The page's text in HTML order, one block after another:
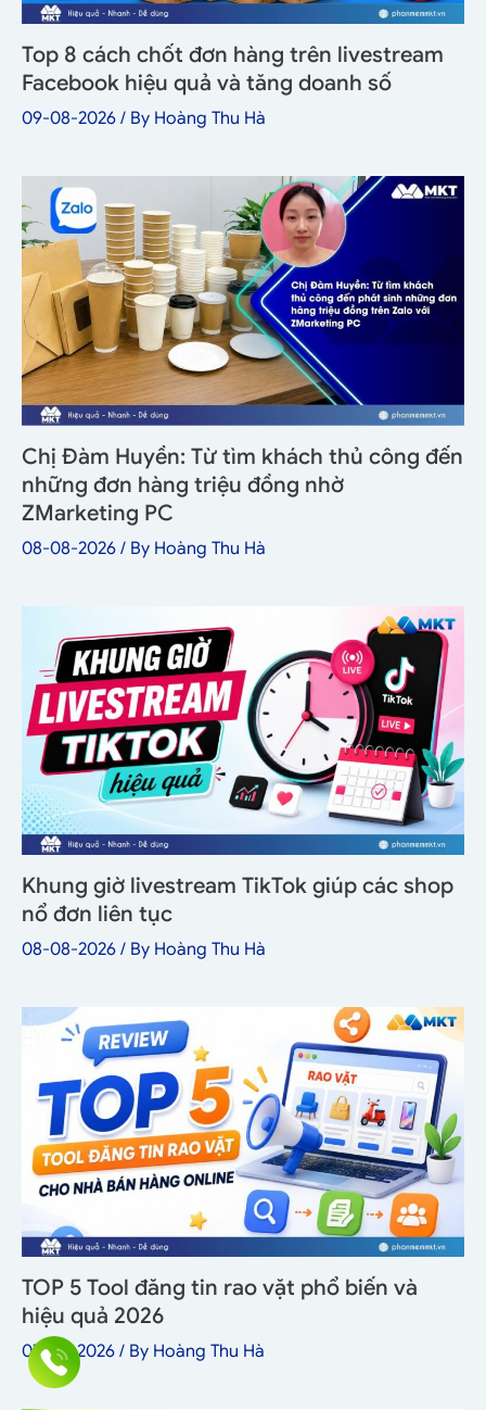
Top 8 cách chốt đơn hàng trên livestream
Facebook hiệu quả và tăng doanh số
09-08-2026 / By Hoàng Thu Hà
Chị Đàm Huyền: Từ tìm khách thủ công đến
những đơn hàng triệu đồng nhờ
ZMarketing PC
08-08-2026 / By Hoàng Thu Hà
Khung giờ livestream TikTok giúp các shop
nổ đơn liên tục
08-08-2026 / By Hoàng Thu Hà
TOP 5 Tool đăng tin rao vặt phổ biến và
hiệu quả 2026
07-08-2026 / By Hoàng Thu Hà